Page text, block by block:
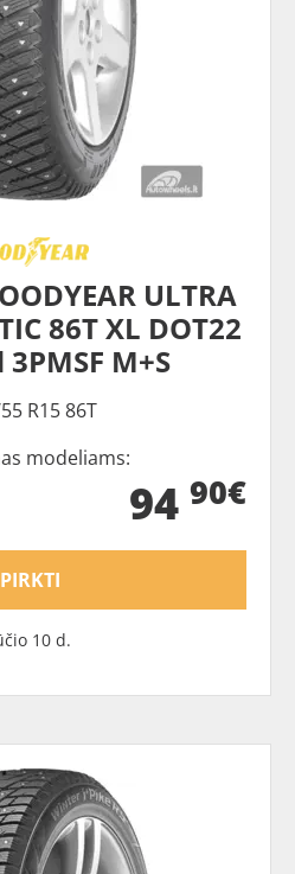
ULTRA
86T XL DOT22
M+S
R15 86T
modeliams:
94 90€
PIRKTI
10 d.